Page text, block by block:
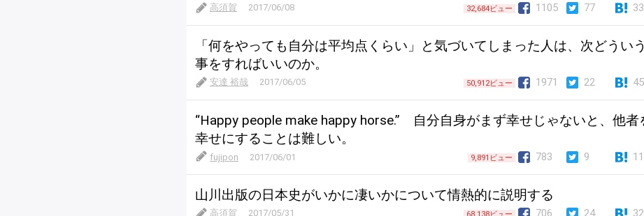
高須賀 2017/06/08 32,684ビュー 1105 77 33
「何をやっても自分は平均点くらい」と気づいてしまった人は、次どうい
事をすればいいのか。
安達 裕哉 2017/06/05 50,912ビュー 1971 22 45
“Happy people make happy horse.” 自分自身がまず幸せじゃないと、他者
幸せにすることは難しい。
fujipon 2017/06/01 9,891ビュー 783 9 11
山川出版の日本史がいかに凄いかについて情熱的に説明する
高須賀 2017/05/31 706 24